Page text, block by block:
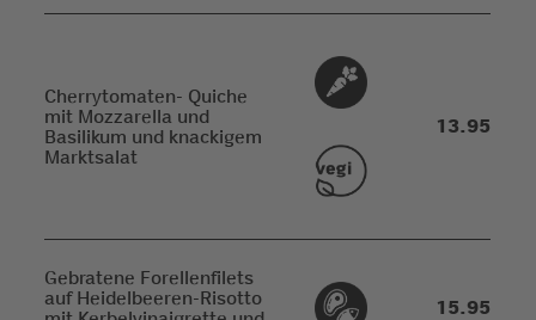
Cherrytomaten- Quiche
mit Mozzarella und
Basilikum und knackigem
Marktsalat
13.95
Gebratene Forellenfilets
auf Heidelbeeren-Risotto
15.95